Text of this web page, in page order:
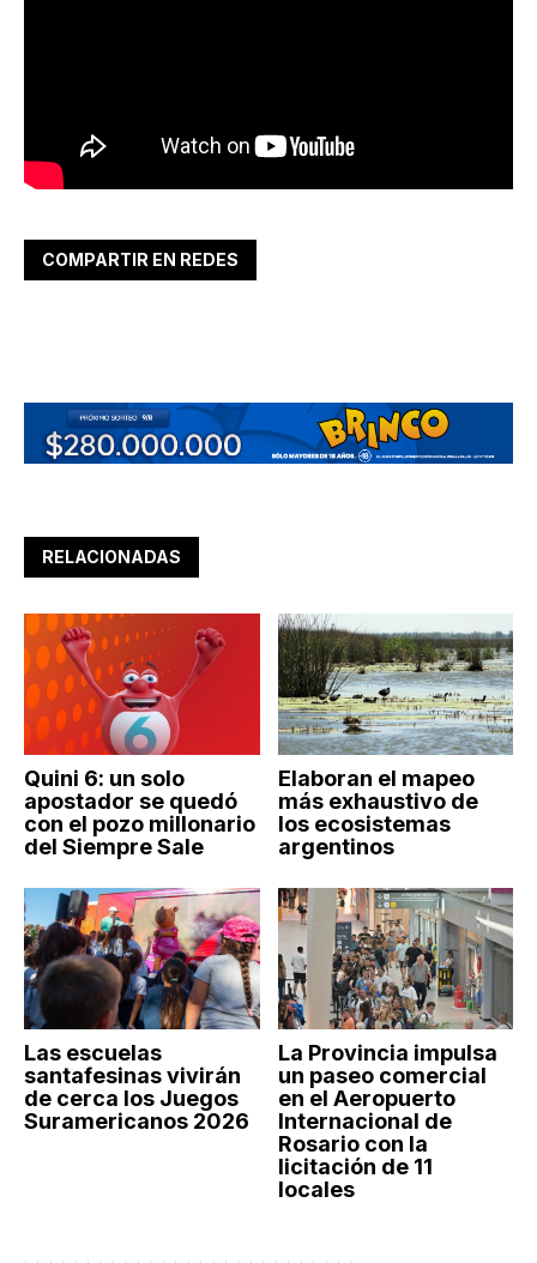
COMPARTIR EN REDES
RELACIONADAS
Quini 6: un solo
apostador se quedó
con el pozo millonario
del Siempre Sale
Elaboran el mapeo
más exhaustivo de
los ecosistemas
argentinos
Las escuelas
santafesinas vivirán
de cerca los Juegos
Suramericanos 2026
La Provincia impulsa
un paseo comercial
en el Aeropuerto
Internacional de
Rosario con la
licitación de 11
locales